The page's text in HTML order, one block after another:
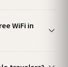
WiFi in